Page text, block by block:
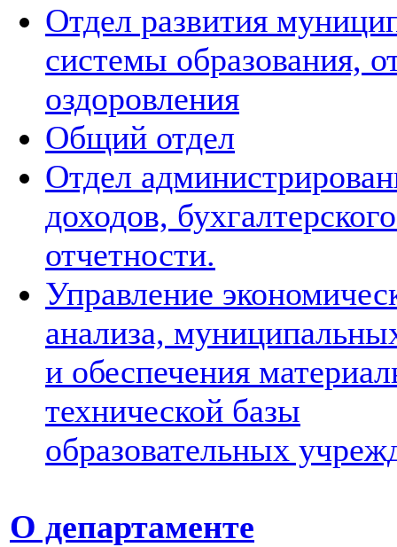
Отдел развития
системы образования,
оздоровления
Общий отдел
Отдел
доходов,
отчетности.
Управление
анализа,
и обеспечения
технической базы
образовательных
О департаменте